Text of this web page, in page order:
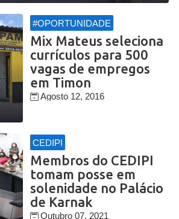
#OPORTUNIDADE
Mix Mateus seleciona
currículos para 500
vagas de empregos
em Timon
Agosto 12, 2016
CEDIPI
Membros do CEDIPI
tomam posse em
solenidade no Palácio
de Karnak
Outubro 07, 2021